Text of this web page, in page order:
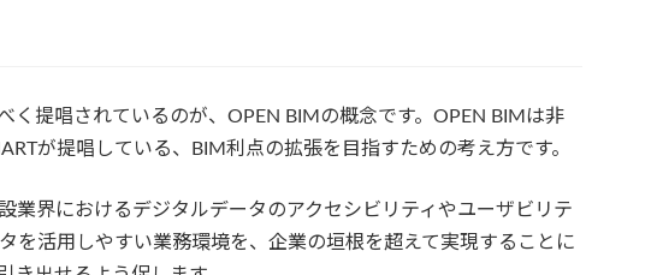
く提唱されているのが、OPEN BIMの概念です。OPEN BIMは非
が提唱している、BIM利点の拡張を目指すための考え方です。
業界におけるデジタルデータのアクセシビリティやユーザビリテ
を活用しやすい業務環境を、企業の垣根を超えて実現することに